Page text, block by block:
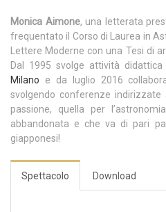
Monica Aimone, una letterata
frequentato il Corso di Laurea in
Lettere Moderne con una Tesi di
Dal 1995 svolge attività
Milano e da luglio 2016
svolgendo conferenze
passione, quella per
abbandonata e che va di pari
giapponesi!
Spettacolo Download